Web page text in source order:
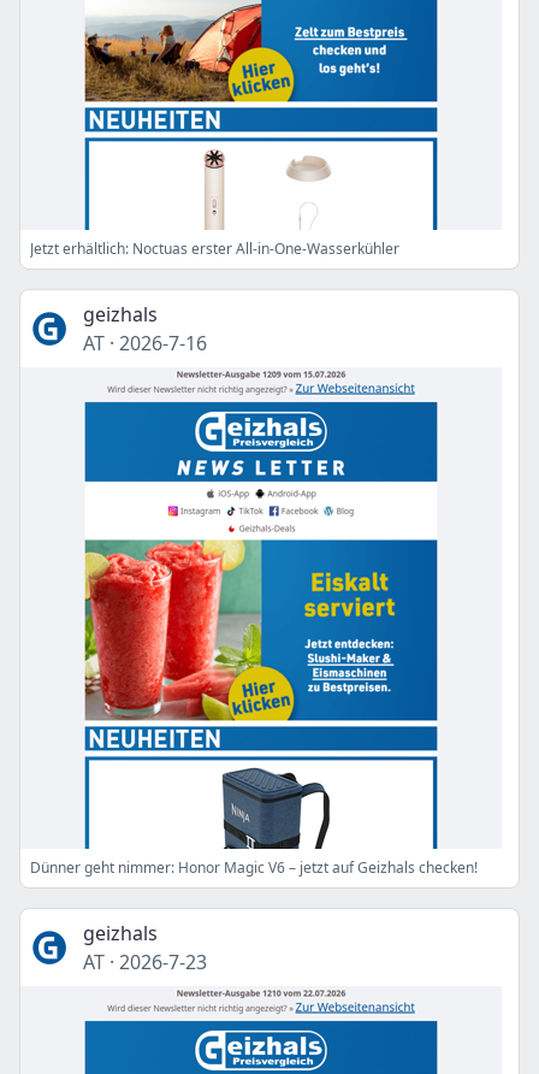
Jetzt erhältlich: Noctuas erster All-in-One-Wasserkühler
geizhals
AT · 2026-7-16
Dünner geht nimmer: Honor Magic V6 – jetzt auf Geizhals checken!
geizhals
AT · 2026-7-23